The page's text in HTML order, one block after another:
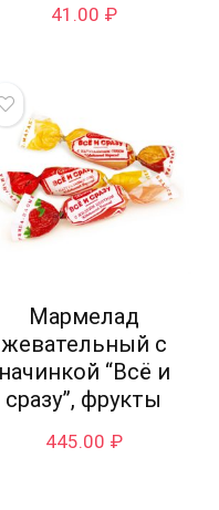
41.00 ₽
Мармелад
жевательный с
начинкой “Всё и
сразу”, фрукты
445.00 ₽